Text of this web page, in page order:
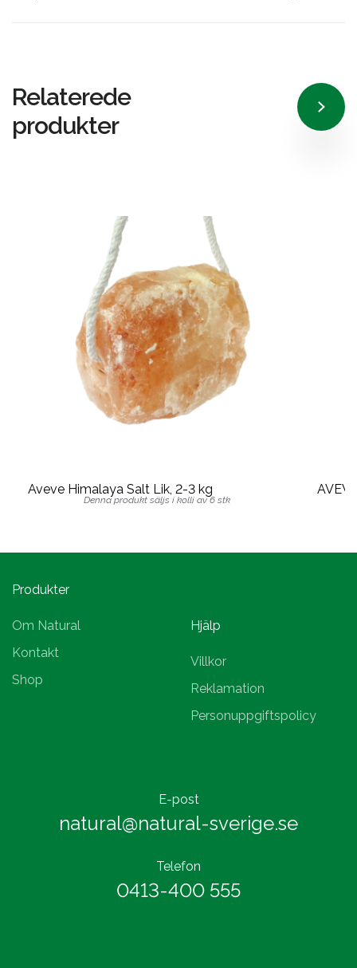
Relaterede
produkter
Aveve Himalaya Salt Lik, 2-3 kg
Denna produkt säljs i kolli av 6 stk
Produkter
Om Natural
Kontakt
Shop
Hjälp
Villkor
Reklamation
Personuppgiftspolicy
E-post
natural@natural-sverige.se
Telefon
0413-400 555